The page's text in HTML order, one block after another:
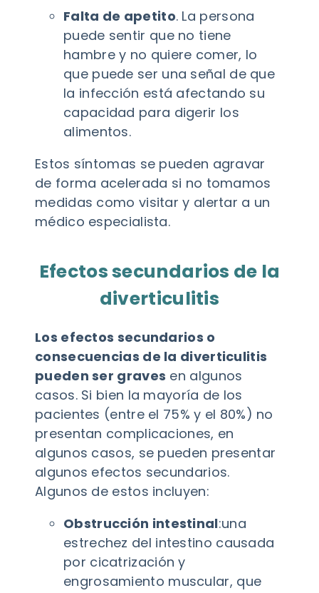
Falta de apetito. La persona
puede sentir que no tiene
hambre y no quiere comer, lo
que puede ser una señal de que
la infección está afectando su
capacidad para digerir los
alimentos.
Estos síntomas se pueden agravar
de forma acelerada si no tomamos
medidas como visitar y alertar a un
médico especialista.
Efectos secundarios de la
diverticulitis
Los efectos secundarios o
consecuencias de la diverticulitis
pueden ser graves en algunos
casos. Si bien la mayoría de los
pacientes (entre el 75% y el 80%) no
presentan complicaciones, en
algunos casos, se pueden presentar
algunos efectos secundarios.
Algunos de estos incluyen:
Obstrucción intestinal:una
estrechez del intestino causada
por cicatrización y
engrosamiento muscular, que